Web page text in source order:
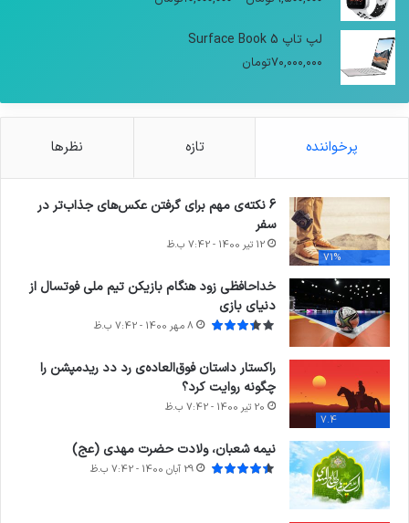
لپ تاپ Surface Book 5
۷۰,۰۰۰,۰۰۰تومان
پرخواننده تازه نظرها
71%
6 نکته‌ی مهم برای گرفتن عکس‌های جذاب‌تر در
سفر
12 تیر 1400 - 7:42 ب.ظ
خداحافظی زود هنگام بازیکن تیم ملی فوتسال از
دنیای بازی
8 مهر 1400 - 7:42 ب.ظ
7.4
راکستار داستان فوق‌العاده‌ی رد دد ریدمپشن را
چگونه روایت کرد؟
20 تیر 1400 - 7:42 ب.ظ
نیمه شعبان، ولادت حضرت مهدی (عج)
29 آبان 1400 - 7:42 ب.ظ